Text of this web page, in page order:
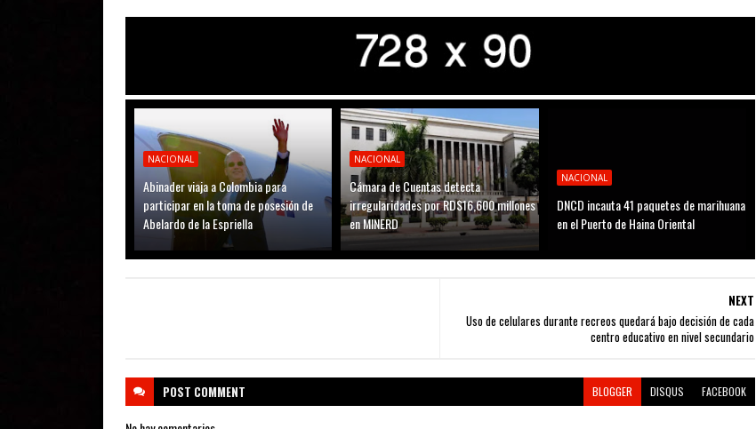
NACIONAL
Abinader viaja a Colombia para
participar en la toma de posesión de
Abelardo de la Espriella
NACIONAL
Cámara de Cuentas detecta
irregularidades por RD$16,600 millones
en MINERD
NACIONAL
DNCD incauta 41 paquetes de marihuana
en el Puerto de Haina Oriental
NEXT
Uso de celulares durante recreos quedará bajo decisión de cada
centro educativo en nivel secundario
POST COMMENT BLOGGER DISQUS FACEBOOK